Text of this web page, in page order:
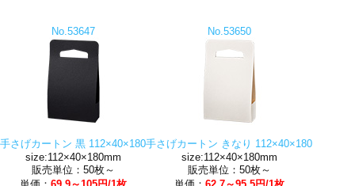
No.53647
手さげカートン 黒 112×40×180
size:112×40×180mm
販売単位：50枚～
No.53650
手さげカートン きなり 112×40×180
size:112×40×180mm
販売単位：50枚～